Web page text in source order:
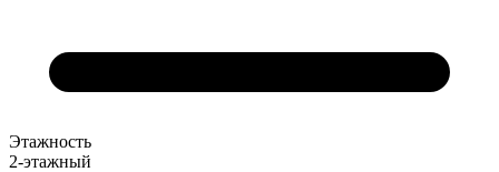
Этажность
2-этажный